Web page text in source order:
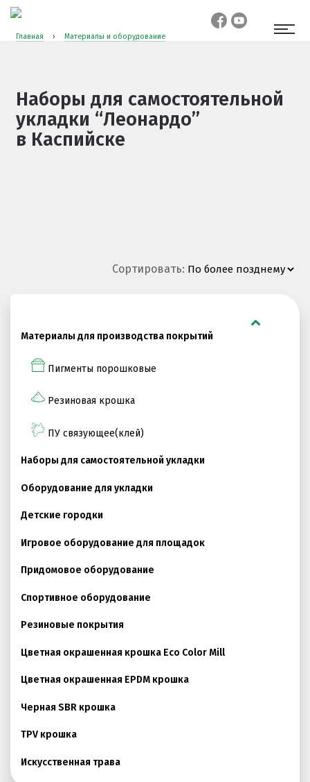
ПОКРЫТИЙ
ПРОЕКТНЫЕ РЕШЕНИЯ ПРОФЕССИОНАЛЬНЫХ БЕГОВЫХ
Антискользящее покрытие для бассейна
Водонепроницаемые покрытия
Покрытия для спортивных площадок
Универсальные антискользящие покрытия
Искусственная трава
Резиновая брусчатка
Главная › Материалы и оборудование
Наборы для самостоятельной
укладки “Леонардо”
в Каспийске
Сортировать:
Материалы для производства покрытий
Пигменты порошковые
Резиновая крошка
ПУ связующее(клей)
Наборы для самостоятельной укладки
Оборудование для укладки
Детские городки
Игровое оборудование для площадок
Придомовое оборудование
Спортивное оборудование
Резиновые покрытия
Цветная окрашенная крошка Eco Color Mill
Цветная окрашенная EPDM крошка
Черная SBR крошка
TPV крошка
Искусственная трава